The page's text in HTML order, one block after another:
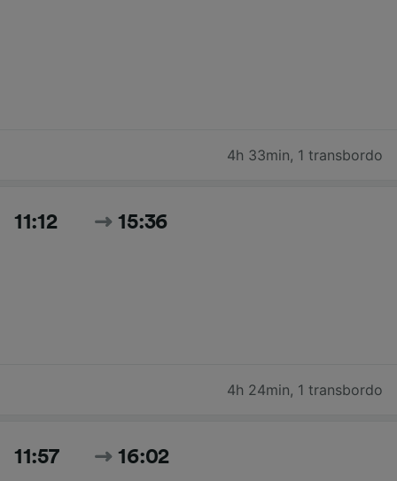
4h 33min, 1 transbordo
11:12 15:36
4h 24min, 1 transbordo
11:57 16:02